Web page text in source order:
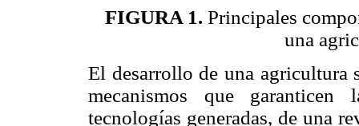
FIGURA1. Principales
una
El desarrollo de una agricultura
mecanismos que
tecnologías generadas, de una